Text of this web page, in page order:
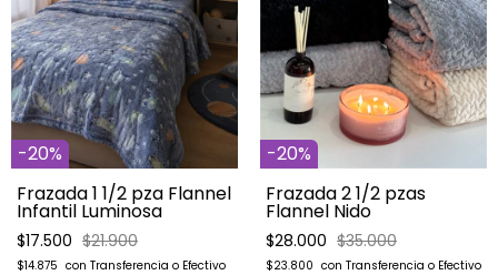
-20%
Frazada 1 1/2 pza Flannel
Infantil Luminosa
$17.500 $21.900
$14.875
-20%
Frazada 2 1/2 pzas
Flannel Nido
$28.000 $35.000
$23.800